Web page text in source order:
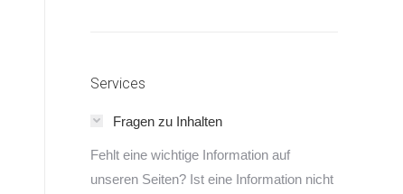
Services
Fragen zu Inhalten
Fehlt eine wichtige Information auf
unseren Seiten? Ist eine Information nicht